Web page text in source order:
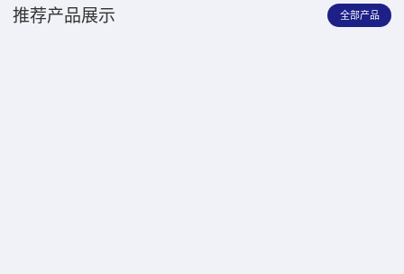
推荐产品展示 全部产品